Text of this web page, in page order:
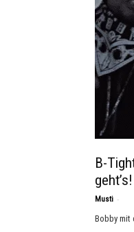
B-
Musti -
Bobby mit